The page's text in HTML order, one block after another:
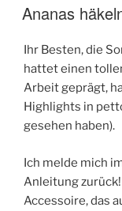
Boho-
AM
Ananas
Ihr Besten, die
hattet einen
Arbeit geprägt,
Highlights in
gesehen haben).
Ich melde mich
Anleitung
Accessoire, das